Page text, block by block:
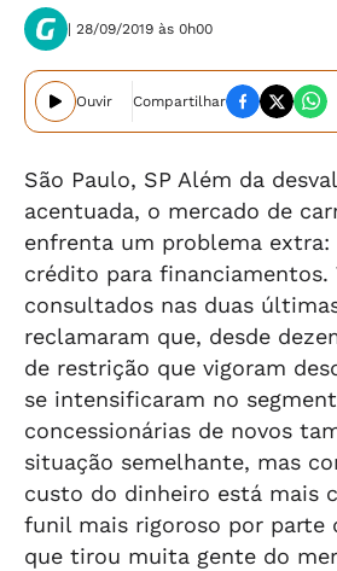
| 28/09/2019 às 0h00
Ouvir Compartilhar
São Paulo, SP Além da
acentuada, o mercado de
enfrenta um problema
crédito para financiamentos.
consultados nas duas
reclamaram que, desde
de restrição que vigoram
se intensificaram no
concessionárias de novos
situação semelhante, mas
custo do dinheiro está mais
funil mais rigoroso por parte
que tirou muita gente do